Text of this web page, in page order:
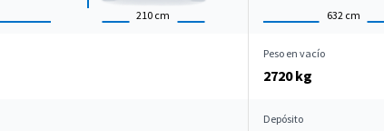
210 cm 632 cm
Peso en vacío
2720 kg
Depósito